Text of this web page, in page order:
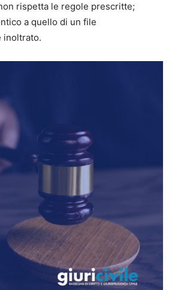
rispetta le regole prescritte;
a quello di un file
inoltrato.